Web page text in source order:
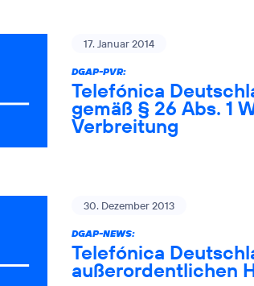
17. Januar 2014
DGAP-PVR:
Telefónica
gemäß § 26 Abs. 1
Verbreitung
30. Dezember 2013
DGAP-NEWS:
Telefónica
außerordentlichen